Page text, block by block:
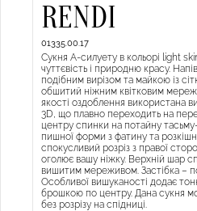
RENDI
01335.00.17
Сукня А-силуету в кольорі light
чуттєвість і природню красу.
подібним вирізом та майкою із
обшитий ніжним квітковим
якості оздоблення використана
3D, що плавно переходить на
центру спинки на потайну
пишної форми з фатину та
спокусливий розріз з правої
оголює вашу ніжку. Верхній шар
вишитим мереживом. Застібка –
Особливої вишуканості додає
брошкою по центру. Дана сукня
без розрізу на спідниці.